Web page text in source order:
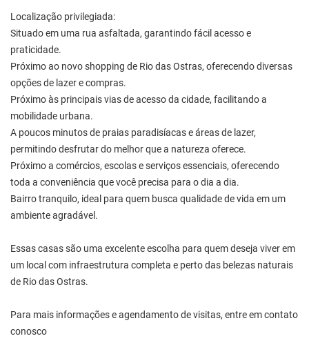
Localização privilegiada:
Situado em uma rua asfaltada, garantindo fácil acesso e
praticidade.
Próximo ao novo shopping de Rio das Ostras, oferecendo diversas
opções de lazer e compras.
Próximo às principais vias de acesso da cidade, facilitando a
mobilidade urbana.
A poucos minutos de praias paradisíacas e áreas de lazer,
permitindo desfrutar do melhor que a natureza oferece.
Próximo a comércios, escolas e serviços essenciais, oferecendo
toda a conveniência que você precisa para o dia a dia.
Bairro tranquilo, ideal para quem busca qualidade de vida em um
ambiente agradável.
Essas casas são uma excelente escolha para quem deseja viver em
um local com infraestrutura completa e perto das belezas naturais
de Rio das Ostras.
Para mais informações e agendamento de visitas, entre em contato
conosco